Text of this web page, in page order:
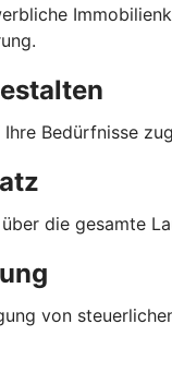
Bedürfnisse
die gesamte
von